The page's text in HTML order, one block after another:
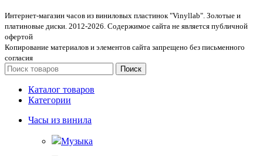
Интернет-магазин часов из виниловых пластинок "Vinyllab". Золотые и
платиновые диски. 2012-2026. Содержимое сайта не является публичной
офертой
Копирование материалов и элементов сайта запрещено без письменного
согласия
Поиск
Каталог товаров
Категории
Часы из винила
Музыка